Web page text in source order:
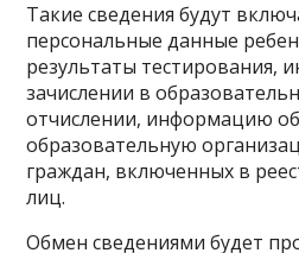
Такие сведения будут
персональные данные
результаты тестирования,
зачислении в
отчислении, информацию
образовательную
граждан, включенных в
лиц.
Обмен сведениями будет